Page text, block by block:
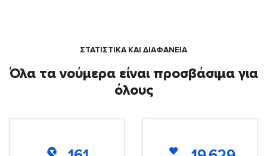
ΣΤΑΤΙΣΤΙΚΑ ΚΑΙ ΔΙΑΦΑΝΕΙΑ
Όλα τα νούμερα είναι προσβάσιμα για
όλους